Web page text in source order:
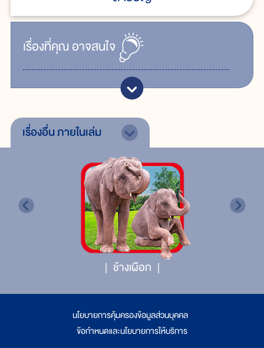
เรื่ิองที่คุณอาจสนใจ
เรื่องอื่นภายในเล่ม
ช้างเผือก
นโยบายการคุ้มครองข้อมูลส่วนบุคคล
ข้อกำหนดและนโยบายการให้บริการ